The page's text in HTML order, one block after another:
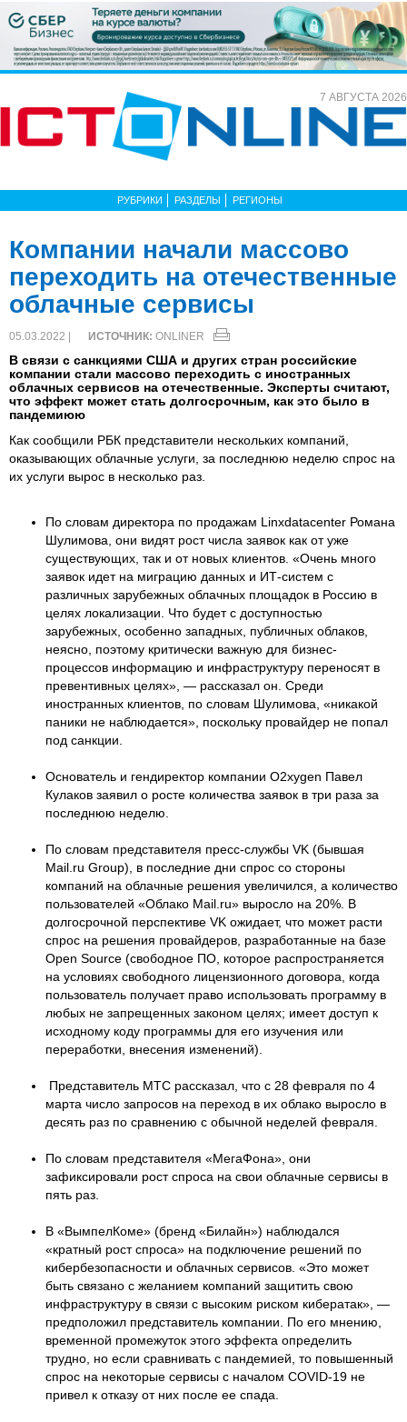
7 АВГУСТА 2026
РУБРИКИ РАЗДЕЛЫ РЕГИОНЫ
Компании начали массово
переходить на отечественные
облачные сервисы
05.03.2022 | ИСТОЧНИК: ONLINER
В связи с санкциями США и других стран российские
компании стали массово переходить с иностранных
облачных сервисов на отечественные. Эксперты считают,
что эффект может стать долгосрочным, как это было в
пандемиюю
Как сообщили РБК представители нескольких компаний,
оказывающих облачные услуги, за последнюю неделю спрос на
их услуги вырос в несколько раз.
По словам директора по продажам Linxdatacenter Романа
Шулимова, они видят рост числа заявок как от уже
существующих, так и от новых клиентов. «Очень много
заявок идет на миграцию данных и ИТ-систем с
различных зарубежных облачных площадок в Россию в
целях локализации. Что будет с доступностью
зарубежных, особенно западных, публичных облаков,
неясно, поэтому критически важную для бизнес-
процессов информацию и инфраструктуру переносят в
превентивных целях», — рассказал он. Среди
иностранных клиентов, по словам Шулимова, «никакой
паники не наблюдается», поскольку провайдер не попал
под санкции.
Основатель и гендиректор компании O2xygen Павел
Кулаков заявил о росте количества заявок в три раза за
последнюю неделю.
По словам представителя пресс-службы VK (бывшая
Mail.ru Group), в последние дни спрос со стороны
компаний на облачные решения увеличился, а количество
пользователей «Облако Mail.ru» выросло на 20%. В
долгосрочной перспективе VK ожидает, что может расти
спрос на решения провайдеров, разработанные на базе
Open Source (свободное ПО, которое распространяется
на условиях свободного лицензионного договора, когда
пользователь получает право использовать программу в
любых не запрещенных законом целях; имеет доступ к
исходному коду программы для его изучения или
переработки, внесения изменений).
Представитель МТС рассказал, что с 28 февраля по 4
марта число запросов на переход в их облако выросло в
десять раз по сравнению с обычной неделей февраля.
По словам представителя «МегаФона», они
зафиксировали рост спроса на свои облачные сервисы в
пять раз.
В «ВымпелКоме» (бренд «Билайн») наблюдался
«кратный рост спроса» на подключение решений по
кибербезопасности и облачных сервисов. «Это может
быть связано с желанием компаний защитить свою
инфраструктуру в связи с высоким риском кибератак», —
предположил представитель компании. По его мнению,
временной промежуток этого эффекта определить
трудно, но если сравнивать с пандемией, то повышенный
спрос на некоторые сервисы с началом COVID-19 не
привел к отказу от них после ее спада.